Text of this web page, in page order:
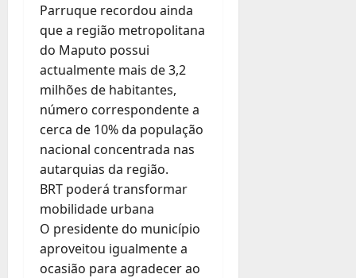
Parruque recordou ainda
que a região metropolitana
do Maputo possui
actualmente mais de 3,2
milhões de habitantes,
número correspondente a
cerca de 10% da população
nacional concentrada nas
autarquias da região.
BRT poderá transformar
mobilidade urbana
O presidente do município
aproveitou igualmente a
ocasião para agradecer ao